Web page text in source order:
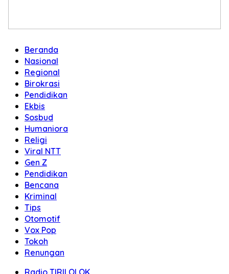
Beranda
Nasional
Regional
Birokrasi
Pendidikan
Ekbis
Sosbud
Humaniora
Religi
Viral NTT
Gen Z
Pendidikan
Bencana
Kriminal
Tips
Otomotif
Vox Pop
Tokoh
Renungan
Radio TIRILOLOK